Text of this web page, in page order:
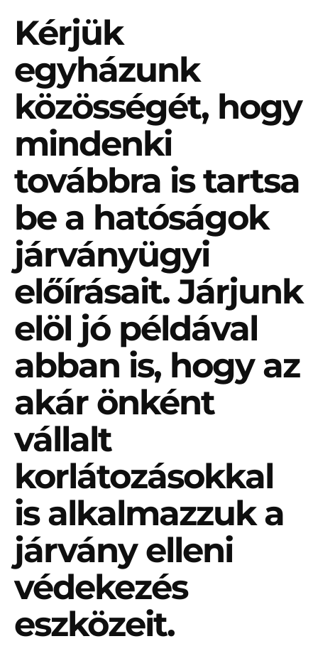
Kérjük
egyházunk
közösségét, hogy
mindenki
továbbra is tartsa
be a hatóságok
járványügyi
előírásait. Járjunk
elöl jó példával
abban is, hogy az
akár önként
vállalt
korlátozásokkal
is alkalmazzuk a
járvány elleni
védekezés
eszközeit.